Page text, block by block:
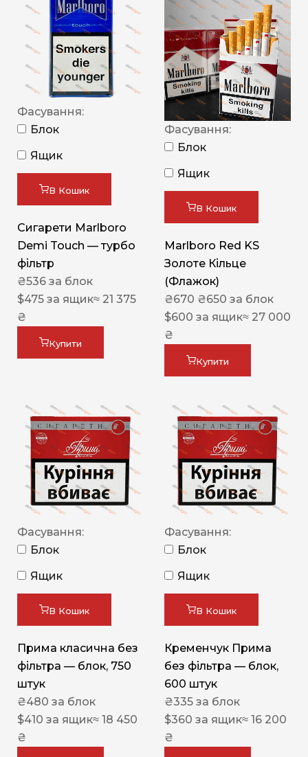
Фасування:
Блок
Ящик
В Кошик
Сигарети Marlboro
Demi Touch — турбо
фільтр
₴536 за блок
$475 за ящик≈ 21 375
₴
Купити
Фасування:
Блок
Ящик
В Кошик
Marlboro Red KS
Золоте Кільце
(Флажок)
₴670 ₴650 за блок
$600 за ящик≈ 27 000
₴
Купити
Фасування:
Блок
Ящик
В Кошик
Прима класична без
фільтра — блок, 750
штук
₴480 за блок
$410 за ящик≈ 18 450
₴
Фасування:
Блок
Ящик
В Кошик
Кременчук Прима
без фільтра — блок,
600 штук
₴335 за блок
$360 за ящик≈ 16 200
₴